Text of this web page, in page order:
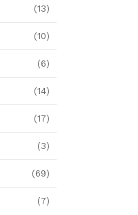
(13)
(10)
(6)
(14)
(17)
(3)
(69)
(7)